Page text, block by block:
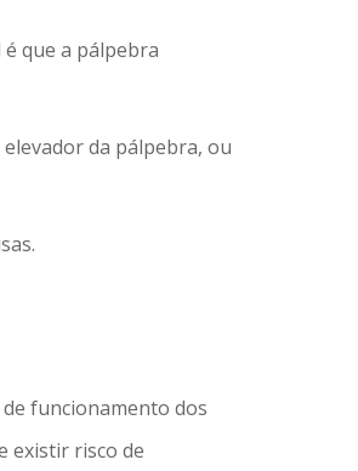
que a pálpebra
da pálpebra, ou
funcionamento dos
existir risco de